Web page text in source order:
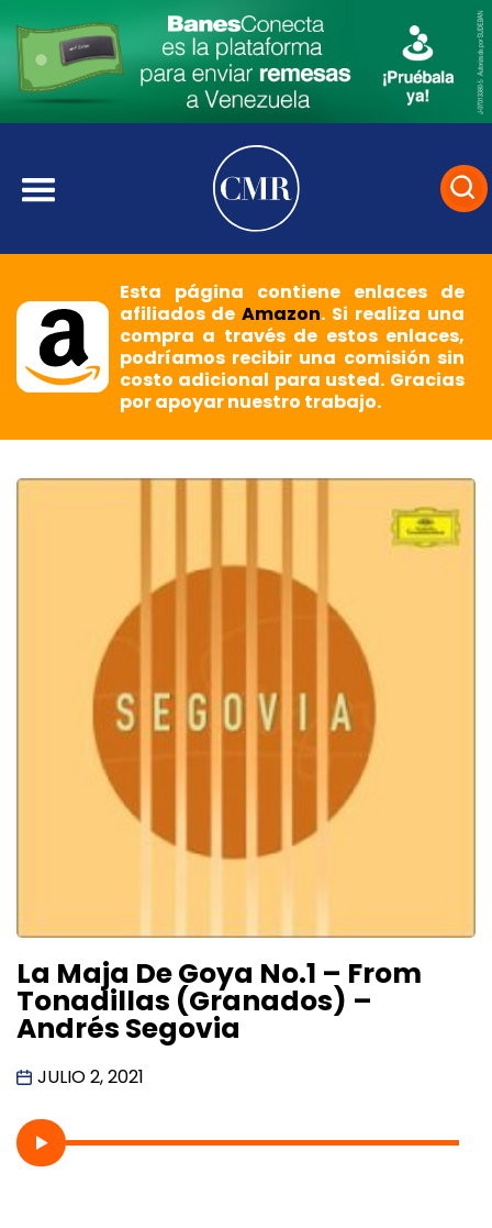
Esta página contiene enlaces de
afiliados deAmazon. Si realiza una
compra a través de estos enlaces,
podríamos recibir una comisión sin
costo adicional para usted. Gracias
por apoyar nuestro trabajo.
La Maja De Goya No.1 – From
Tonadillas (Granados) –
Andrés Segovia
JULIO 2, 2021